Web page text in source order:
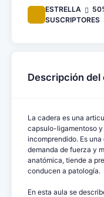
ESTRELLA
SUSCRIPTORES
Descripción del
La cadera es una
capsulo-ligamentoso y
incomprendido. Es
demanda de fuerza y
anatómica, tiende a
conducen a patología.
En esta aula se